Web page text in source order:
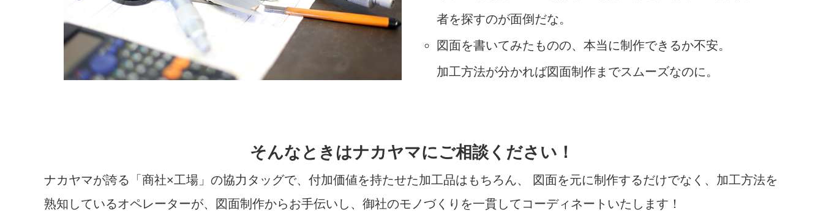
者を探すのが面倒だな。
図面を書いてみたものの、本当に制作できるか不安。
加工方法が分かれば図面制作までスムーズなのに。
そんなときはナカヤマにご相談ください！
ナカヤマが誇る「商社×工場」の協力タッグで、付加価値を持たせた加工品はもちろん、 図面を元に制作するだけでなく、加工方法を
熟知しているオペレーターが、図面制作からお手伝いし、御社のモノづくりを一貫してコーディネートいたします！